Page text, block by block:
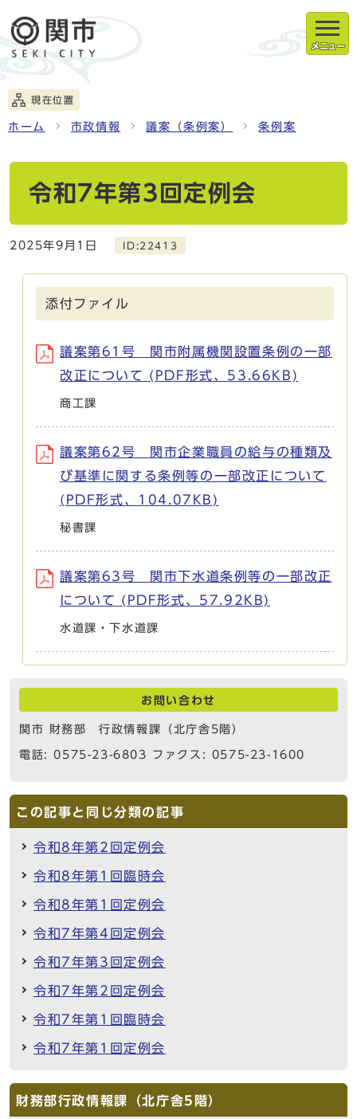
メニュー
現在位置
ホーム 市政情報 議案（条例案） 条例案
令和7年第3回定例会
2025年9月1日 ID:22413
添付ファイル
議案第61号 関市附属機関設置条例の一部
改正について (PDF形式、53.66KB)
商工課
議案第62号 関市企業職員の給与の種類及
び基準に関する条例等の一部改正について
(PDF形式、104.07KB)
秘書課
議案第63号 関市下水道条例等の一部改正
について (PDF形式、57.92KB)
水道課・下水道課
お問い合わせ
関市 財務部 行政情報課（北庁舎5階）
電話: 0575-23-6803 ファクス: 0575-23-1600
この記事と同じ分類の記事
令和8年第2回定例会
令和8年第1回臨時会
令和8年第1回定例会
令和7年第4回定例会
令和7年第3回定例会
令和7年第2回定例会
令和7年第1回臨時会
令和7年第1回定例会
財務部行政情報課（北庁舎5階）